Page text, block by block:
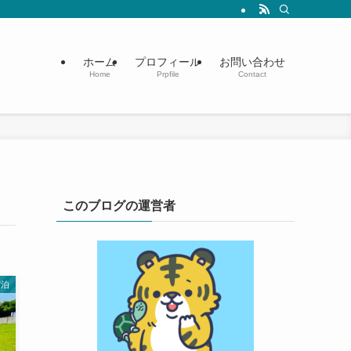
ホーム
Home
プロフィール
Prpfile
お問い合わせ
Contact
このブログの運営者